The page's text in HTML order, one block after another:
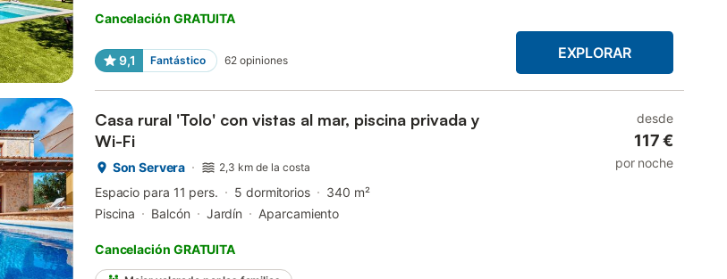
Cancelación GRATUITA
9,1 Fantástico 62 opiniones EXPLORAR
Casa rural 'Tolo' con vistas al mar, piscina privada y
Wi-Fi
Son Servera 2,3 km de la costa
Espacio para 11 pers. 5 dormitorios
340 m²
Piscina
Balcón Jardín Aparcamiento
Cancelación GRATUITA
desde
117 €
por noche